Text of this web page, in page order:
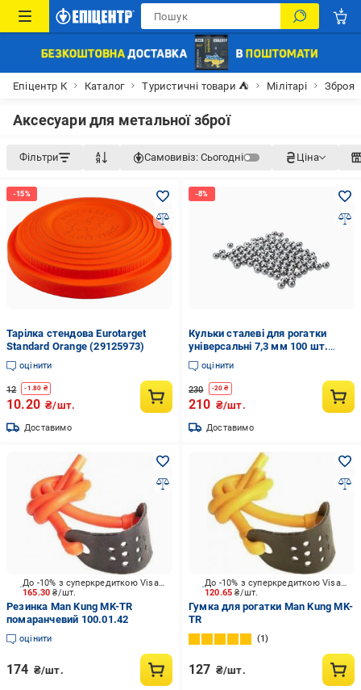
Епіцентр К Каталог Туристичні товари ⛺ Мілітарі Зброя
Аксесуари для метальної зброї
Фільтри Самовивіз: Сьогодні Ціна
Тарілка стендова Eurotarget
Standard Orange (29125973)
оцінити
12 -1.80 ₴
10.20 ₴/шт.
Доставимо
Кульки сталеві для рогатки
універсальні 7,3 мм 100 шт.
(510593)
оцінити
230 -20 ₴
210 ₴/шт.
Доставимо
165.30₴/шт.
До -10% з суперкредиткою Visa Вигода
Резинка Man Kung MK-TR
помаранчевий 100.01.42
оцінити
174 ₴/шт.
120.65₴/шт.
До -10% з суперкредиткою Visa Вигода
Гумка для рогатки Man Kung MK-
TR
1
127 ₴/шт.